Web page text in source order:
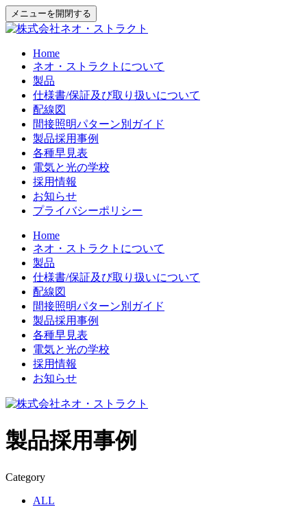
メニューを開閉する
Home
ネオ・ストラクトについて
製品
仕様書/保証及び取り扱いについて
配線図
間接照明パターン別ガイド
製品採用事例
各種早見表
電気と光の学校
採用情報
お知らせ
プライバシーポリシー
Home
ネオ・ストラクトについて
製品
仕様書/保証及び取り扱いについて
配線図
間接照明パターン別ガイド
製品採用事例
各種早見表
電気と光の学校
採用情報
お知らせ
製品採用事例
Category
ALL